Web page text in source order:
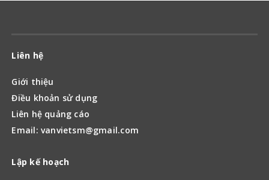
Liên hệ
Giới thiệu
Điều khoản sử dụng
Liên hệ quảng cáo
Email: vanvietsm@gmail.com
Lập kế hoạch